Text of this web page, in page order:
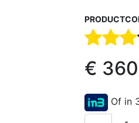
€
Of in